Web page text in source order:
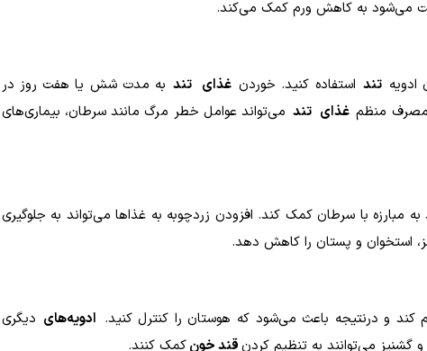
می‌شود به کاهش ورم کمک می‌کند.
تند استفاده کنید. خوردن غذای تند به مدت شش یا هفت روز در
منظم غذای تند می‌تواند عوامل خطر مرگ مانند سرطان، بیماری‌های
مبارزه با سرطان کمک کند. افزودن زردچوبه به غذاها می‌تواند به جلوگیری
استخوان و پستان را کاهش دهد.
و درنتیجه باعث می‌شود که هوستان را کنترل کنید. ادویه‌های دیگری
گشنیز می‌توانند به تنظیم کردنقند خونکمک کنند.